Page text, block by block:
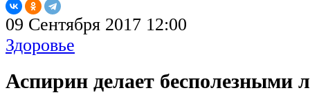
09 Сентября 2017 12:00
Здоровье
Аспирин делает бесполезными